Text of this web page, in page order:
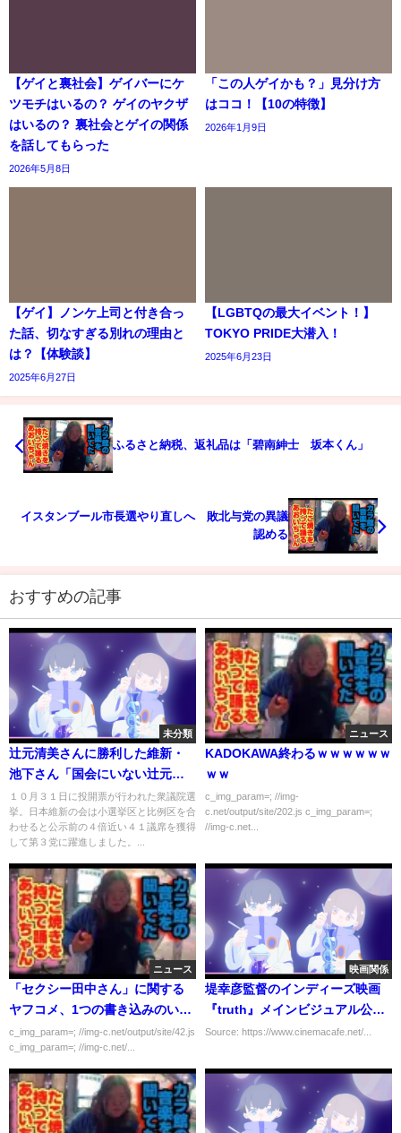
【ゲイと裏社会】ゲイバーにケ
ツモチはいるの？ ゲイのヤクザ
はいるの？ 裏社会とゲイの関係
を話してもらった
2026年5月8日
「この人ゲイかも？」見分け方
はココ！【10の特徴】
2026年1月9日
【ゲイ】ノンケ上司と付き合っ
た話、切なすぎる別れの理由と
は？【体験談】
2025年6月27日
【LGBTQの最大イベント！】
TOKYO PRIDE大潜入！
2025年6月23日
ふるさと納税、返礼品は「碧南紳士 坂本くん」
イスタンブール市長選やり直しへ 敗北与党の異議
認める
おすすめの記事
未分類
辻元清美さんに勝利した維新・
池下さん「国会にいない辻元さ
んが想像できなかった」（2021
年11月1日）
１０月３１日に投開票が行われた衆議院選
挙。日本維新の会は小選挙区と比例区を合
わせると公示前の４倍近い４１議席を獲得
して第３党に躍進しました。...
ニュース
KADOKAWA終わるｗｗｗｗｗｗ
ｗｗ
c_img_param=; //img-
c.net/output/site/202.js c_img_param=;
//img-c.net...
ニュース
「セクシー田中さん」に関する
ヤフコメ、1つの書き込みのいい
ねが15万を超える
c_img_param=; //img-c.net/output/site/42.js
c_img_param=; //img-c.net/...
映画関係
堤幸彦監督のインディーズ映画
『truth』メインビジュアル公
開、過去作上映会も決定
Source: https://www.cinemacafe.net/...